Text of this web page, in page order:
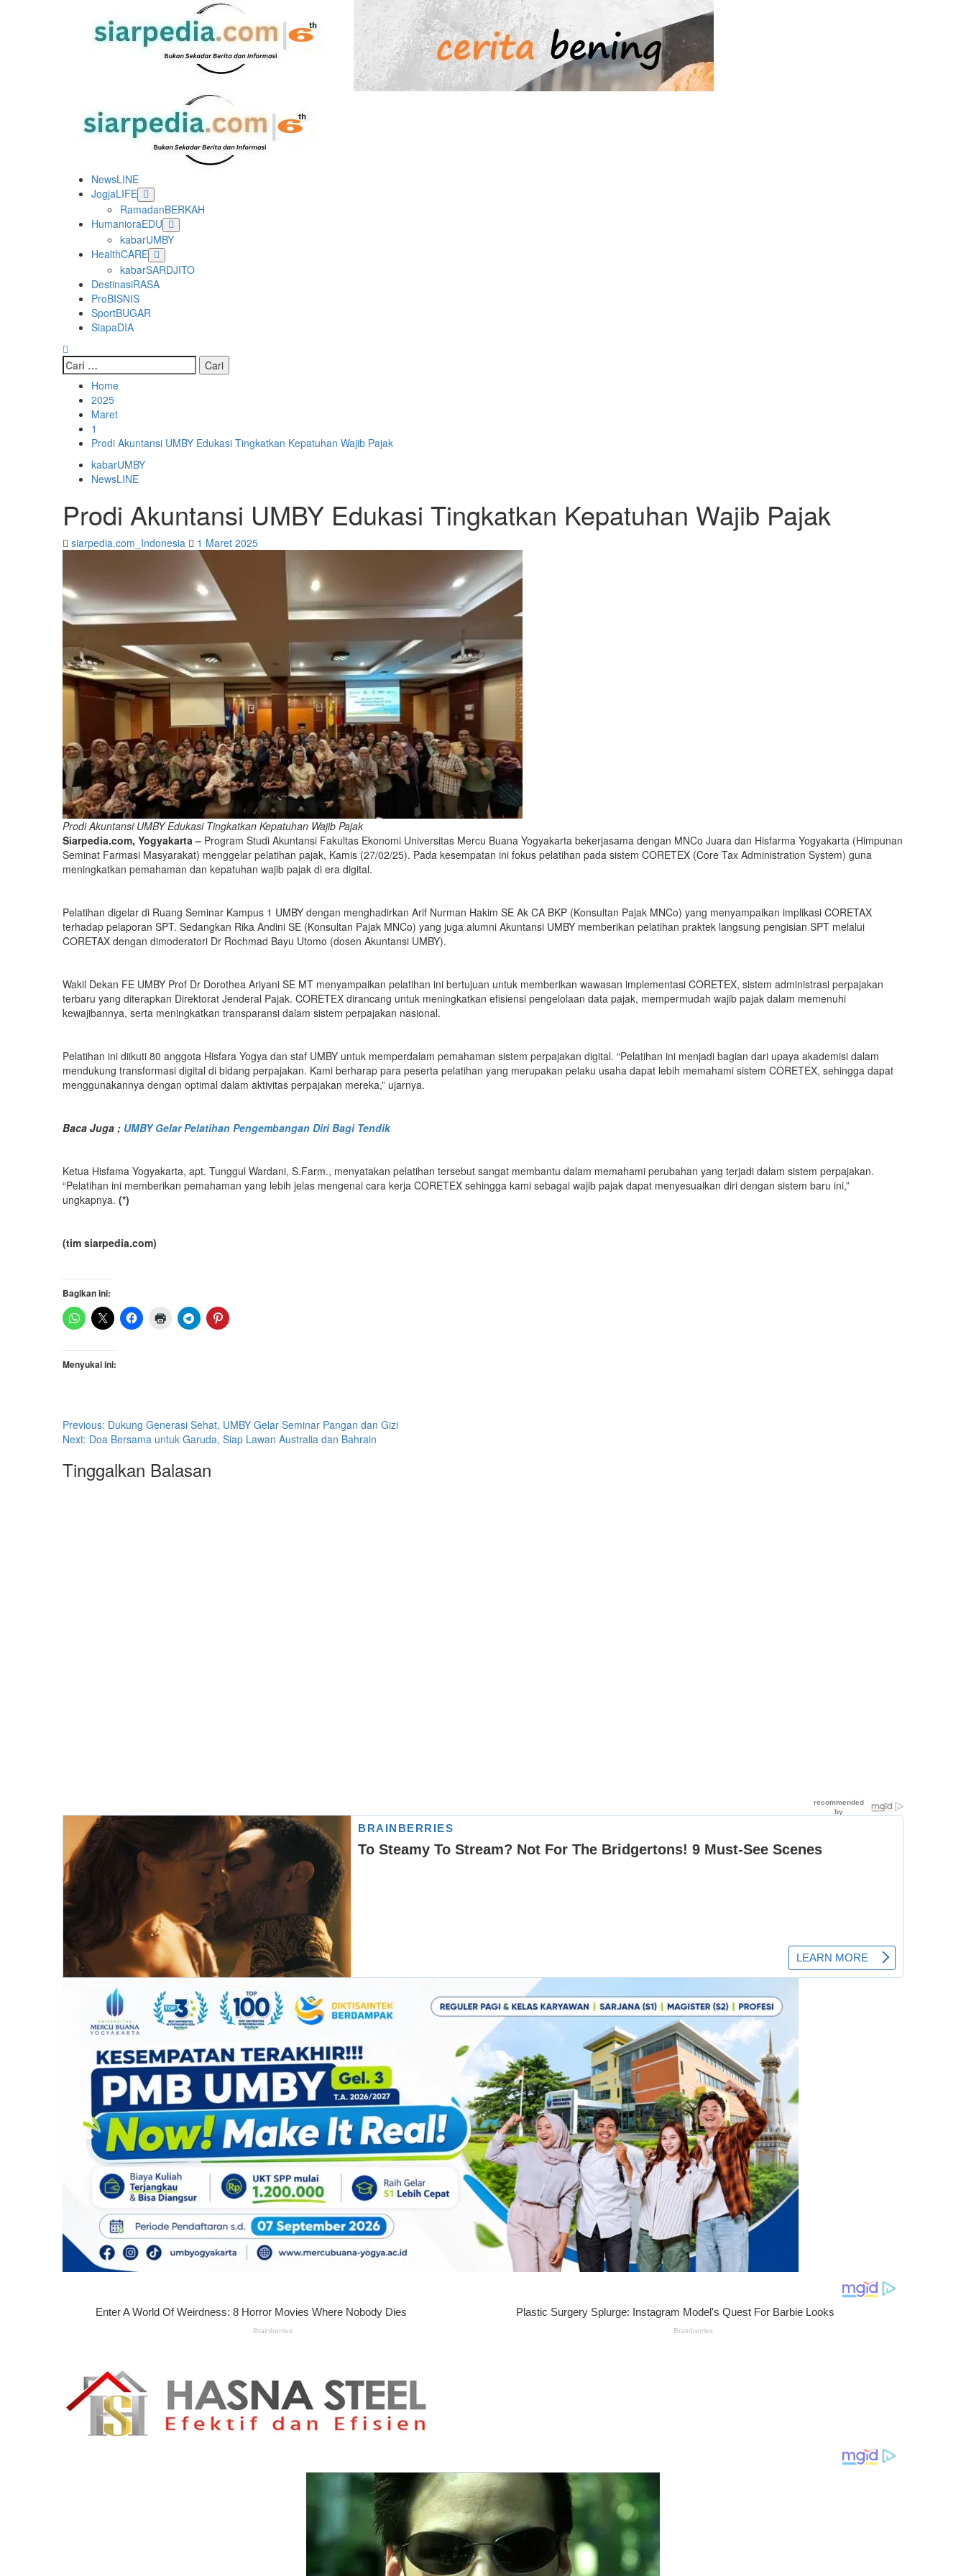
NewsLINE
JogjaLIFE
RamadanBERKAH
HumanioraEDU
kabarUMBY
HealthCARE
kabarSARDJITO
DestinasiRASA
ProBISNIS
SportBUGAR
SiapaDIA
Cari
untuk:
Home
2025
Maret
1
Prodi Akuntansi UMBY Edukasi Tingkatkan Kepatuhan Wajib Pajak
kabarUMBY
NewsLINE
Prodi Akuntansi UMBY Edukasi Tingkatkan Kepatuhan Wajib Pajak
siarpedia.com_Indonesia 1 Maret 2025
Prodi Akuntansi UMBY Edukasi Tingkatkan Kepatuhan Wajib Pajak
Siarpedia.com, Yogyakarta – Program Studi Akuntansi Fakultas Ekonomi Universitas Mercu Buana Yogyakarta bekerjasama dengan MNCo Juara dan Hisfarma Yogyakarta (Himpunan
Seminat Farmasi Masyarakat) menggelar pelatihan pajak, Kamis (27/02/25). Pada kesempatan ini fokus pelatihan pada sistem CORETEX (Core Tax Administration System) guna
meningkatkan pemahaman dan kepatuhan wajib pajak di era digital.
Pelatihan digelar di Ruang Seminar Kampus 1 UMBY dengan menghadirkan Arif Nurman Hakim SE Ak CA BKP (Konsultan Pajak MNCo) yang menyampaikan implikasi CORETAX
terhadap pelaporan SPT. Sedangkan Rika Andini SE (Konsultan Pajak MNCo) yang juga alumni Akuntansi UMBY memberikan pelatihan praktek langsung pengisian SPT melalui
CORETAX dengan dimoderatori Dr Rochmad Bayu Utomo (dosen Akuntansi UMBY).
Wakil Dekan FE UMBY Prof Dr Dorothea Ariyani SE MT menyampaikan pelatihan ini bertujuan untuk memberikan wawasan implementasi CORETEX, sistem administrasi perpajakan
terbaru yang diterapkan Direktorat Jenderal Pajak. CORETEX dirancang untuk meningkatkan efisiensi pengelolaan data pajak, mempermudah wajib pajak dalam memenuhi
kewajibannya, serta meningkatkan transparansi dalam sistem perpajakan nasional.
Pelatihan ini diikuti 80 anggota Hisfara Yogya dan staf UMBY untuk memperdalam pemahaman sistem perpajakan digital. “Pelatihan ini menjadi bagian dari upaya akademisi dalam
mendukung transformasi digital di bidang perpajakan. Kami berharap para peserta pelatihan yang merupakan pelaku usaha dapat lebih memahami sistem CORETEX, sehingga dapat
menggunakannya dengan optimal dalam aktivitas perpajakan mereka,” ujarnya.
Baca Juga ; UMBY Gelar Pelatihan Pengembangan Diri Bagi Tendik
Ketua Hisfama Yogyakarta, apt. Tunggul Wardani, S.Farm., menyatakan pelatihan tersebut sangat membantu dalam memahami perubahan yang terjadi dalam sistem perpajakan.
“Pelatihan ini memberikan pemahaman yang lebih jelas mengenai cara kerja CORETEX sehingga kami sebagai wajib pajak dapat menyesuaikan diri dengan sistem baru ini,”
ungkapnya. (*)
(tim siarpedia.com)
Bagikan ini:
Menyukai ini:
Post
navigation
Previous: Dukung Generasi Sehat, UMBY Gelar Seminar Pangan dan Gizi
Next: Doa Bersama untuk Garuda, Siap Lawan Australia dan Bahrain
Tinggalkan Balasan